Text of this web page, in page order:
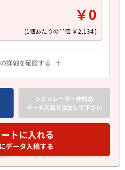
￥0
(1個あたりの単価 ￥2,134)
詳細を確認する
シミュレーター非対応
データ入稿で注文して下さい
トに入れる
データ入稿する